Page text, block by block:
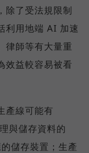
除了受法規限制
利用地端 AI 加速
律師等有大量重
效益較容易被看
產線可能有
與儲存資料的
儲存裝置；生產